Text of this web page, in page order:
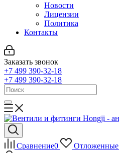
Новости
Лицензии
Политика
Контакты
Заказать звонок
+7 499 390-32-18
+7 499 390-32-18
Сравнение0 Отложенные